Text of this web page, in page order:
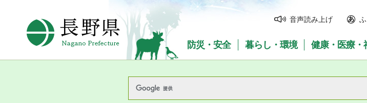
長野県Nagano Prefecture
音声読み上げ
防災・安全 暮らし・環境 健康・医療・